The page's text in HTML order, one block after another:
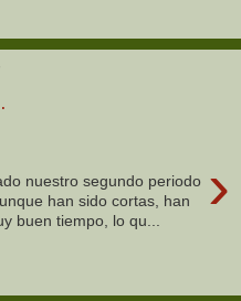
›
nuestro segundo periodo
han sido cortas, han
buen tiempo, lo qu...